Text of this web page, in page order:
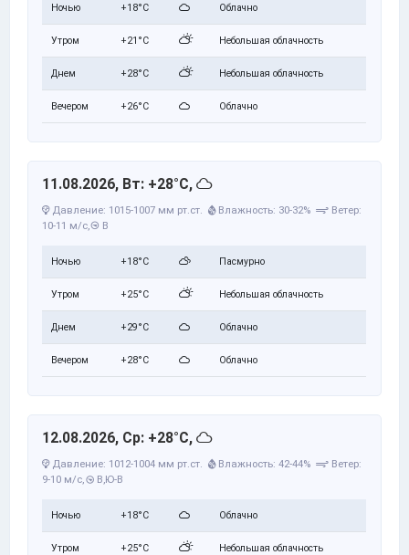
Ночью +18°C Облачно
Утром +21°C Небольшая облачность
Днем +28°C Небольшая облачность
Вечером +26°C Облачно
11.08.2026, Вт: +28°C,
Давление: 1015-1007 мм рт.ст. Влажность: 30-32%
Ветер:
10-11 м/с,
В
Ночью +18°C Пасмурно
Утром +25°C Небольшая облачность
Днем +29°C Облачно
Вечером +28°C Облачно
12.08.2026, Ср: +28°C,
Давление: 1012-1004 мм рт.ст. Влажность: 42-44%
Ветер:
9-10 м/с,
В,Ю-В
Ночью +18°C Облачно
Утром +25°C Небольшая облачность